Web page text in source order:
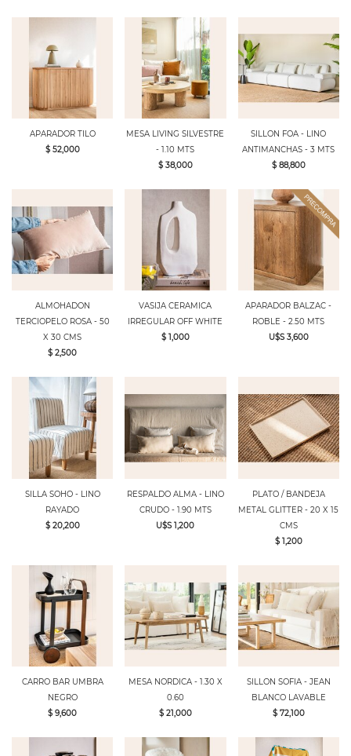
APARADOR TILO
$ 52,000
MESA LIVING SILVESTRE
- 1.10 MTS
$ 38,000
SILLON FOA - LINO
ANTIMANCHAS - 3 MTS
$ 88,800
ALMOHADON
TERCIOPELO ROSA - 50
X 30 CMS
$ 2,500
VASIJA CERAMICA
IRREGULAR OFF WHITE
$ 1,000
APARADOR BALZAC -
ROBLE - 2.50 MTS
U$S 3,600
SILLA SOHO - LINO
RAYADO
$ 20,200
RESPALDO ALMA - LINO
CRUDO - 1.90 MTS
U$S 1,200
PLATO / BANDEJA
METAL GLITTER - 20 X 15
CMS
$ 1,200
CARRO BAR UMBRA
NEGRO
$ 9,600
MESA NORDICA - 1.30 X
0.60
$ 21,000
SILLON SOFIA - JEAN
BLANCO LAVABLE
$ 72,100